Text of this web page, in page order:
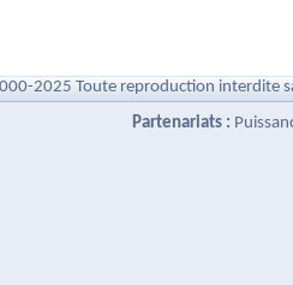
2025 Toute reproduction interdite
Partenariats :